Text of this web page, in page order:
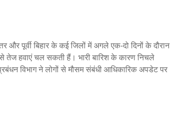
और पूर्वी बिहार के कई जिलों में अगले एक-दो दिनों के दौरान
तेज हवाएं चल सकती हैं। भारी बारिश के कारण निचले
विभाग ने लोगों से मौसम संबंधी आधिकारिक अपडेट पर